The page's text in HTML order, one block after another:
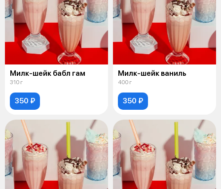
Милк-шейк бабл гам
310 г
350 ₽
Милк-шейк ваниль
400 г
350 ₽